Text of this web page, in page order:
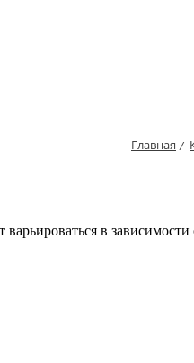
Главная /
в зависимости